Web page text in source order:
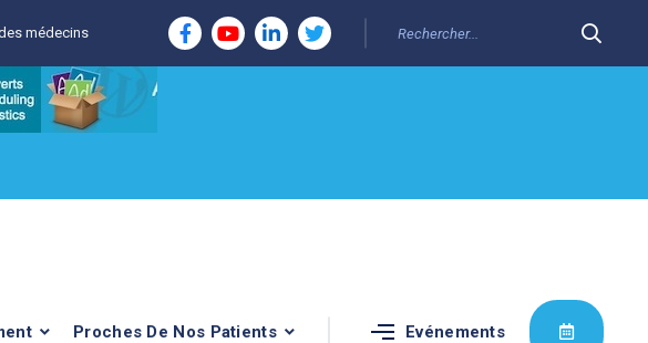
médecins
Proches De Nos Patients Evénements